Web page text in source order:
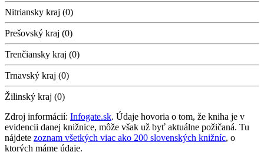
Nitriansky kraj (0)
Prešovský kraj (0)
Trenčiansky kraj (0)
Trnavský kraj (0)
Žilinský kraj (0)
Zdroj informácií: Infogate.sk. Údaje hovoria o tom, že kniha je v
evidencii danej knižnice, môže však už byť aktuálne požičaná. Tu
nájdete zoznam všetkých viac ako 200 slovenských knižníc, o
ktorých máme údaje.